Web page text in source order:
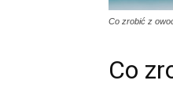
Co zrobić z
Co